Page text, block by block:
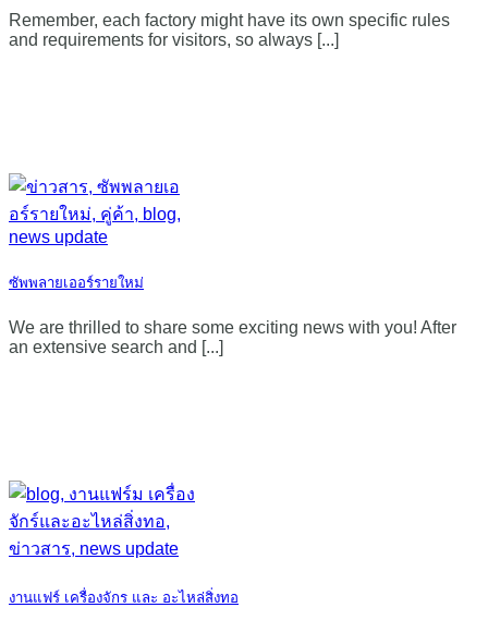
Remember, each factory might have its own specific rules
and requirements for visitors, so always [...]
ซัพพลายเออร์รายใหม่
We are thrilled to share some exciting news with you! After
an extensive search and [...]
งานแฟร์ เครื่องจักร และ อะไหล่สิ่งทอ